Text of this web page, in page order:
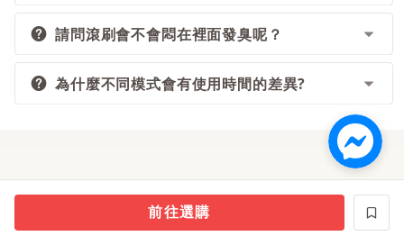
前往選購
當於電動車等級的性能，它有更強的驅動力，同時
兼具良好的熱控制和安全性及穩定性。 ①35A大
動力電池: 足夠動力驅動高轉速馬達(12A)達到最強
吸力 ②10A一般動力電池: 缺乏足夠動力驅動高轉
包含滾刷、濾網皆可拆下來清潔（清潔方式詳閱說
明書）。耗材部分可依使用狀況來做更換，如滾刷
布破損、絨毛磨平 等再更換即可。募資期間可加購
請問滾刷會不會悶在裡面發臭呢？
使用過的滾刷，可以放回底座，按自清潔清洗滾刷
為什麼不同模式會有使用時間的差異?
12000Pa吸力 時間約32分鐘 [省電模式] 8000Pa吸
力 時間約45分鐘 [無水模式] 14000Pa吸力 時間約
選購主商品 本館免運費